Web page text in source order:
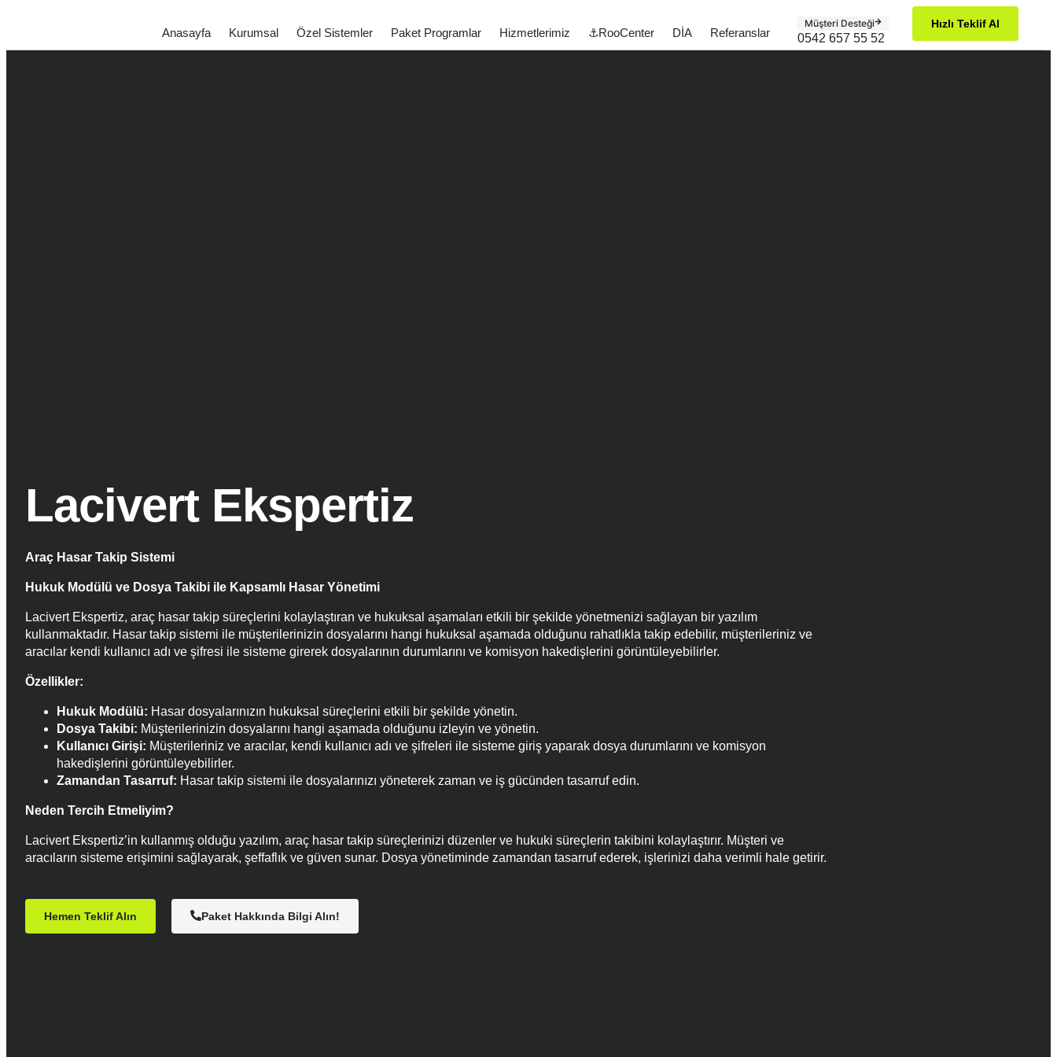
Anasayfa Kurumsal Özel Sistemler Paket Programlar Hizmetlerimiz ⚓RooCenter DİA Referanslar
Müşteri Desteği
0542 657 55 52
Hızlı Teklif Al
Lacivert Ekspertiz
Araç Hasar Takip Sistemi
Hukuk Modülü ve Dosya Takibi ile Kapsamlı Hasar Yönetimi
Lacivert Ekspertiz, araç hasar takip süreçlerini kolaylaştıran ve hukuksal aşamaları etkili bir şekilde yönetmenizi sağlayan bir yazılım
kullanmaktadır. Hasar takip sistemi ile müşterilerinizin dosyalarını hangi hukuksal aşamada olduğunu rahatlıkla takip edebilir, müşterileriniz ve
aracılar kendi kullanıcı adı ve şifresi ile sisteme girerek dosyalarının durumlarını ve komisyon hakedişlerini görüntüleyebilirler.
Özellikler:
Hukuk Modülü: Hasar dosyalarınızın hukuksal süreçlerini etkili bir şekilde yönetin.
Dosya Takibi: Müşterilerinizin dosyalarını hangi aşamada olduğunu izleyin ve yönetin.
Kullanıcı Girişi: Müşterileriniz ve aracılar, kendi kullanıcı adı ve şifreleri ile sisteme giriş yaparak dosya durumlarını ve komisyon
hakedişlerini görüntüleyebilirler.
Zamandan Tasarruf: Hasar takip sistemi ile dosyalarınızı yöneterek zaman ve iş gücünden tasarruf edin.
Neden Tercih Etmeliyim?
Lacivert Ekspertiz’in kullanmış olduğu yazılım, araç hasar takip süreçlerinizi düzenler ve hukuki süreçlerin takibini kolaylaştırır. Müşteri ve
aracıların sisteme erişimini sağlayarak, şeffaflık ve güven sunar. Dosya yönetiminde zamandan tasarruf ederek, işlerinizi daha verimli hale getirir.
Hemen Teklif Alın Paket Hakkında Bilgi Alın!